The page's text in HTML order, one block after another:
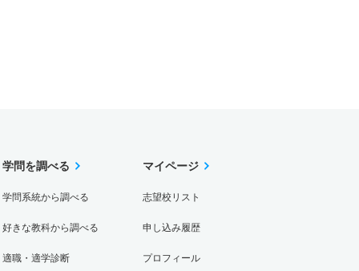
学問を調べる
学問系統から調べる
好きな教科から調べる
適職・適学診断
マイページ
志望校リスト
申し込み履歴
プロフィール